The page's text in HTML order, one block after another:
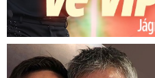
Tragédie hvězdného Messiho: